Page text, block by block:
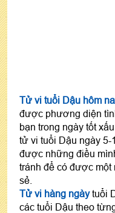
Tử vi tuổi Dậu hôm
được phương diện
bạn trong ngày tốt
tử vi tuổi Dậu ngày 5-
được những điều
tránh để có được một
sẻ.
Tử vi hàng ngàytuổi
các tuổi Dậu theo